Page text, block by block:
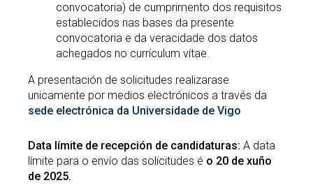
convocatoria) de cumprimento dos requisitos
establecidos nas bases da presente
convocatoria e da veracidade dos datos
achegados no currículum vítae.
A presentación de solicitudes realizarase
unicamente por medios electrónicos a través da
sede electrónica da Universidade de Vigo
Data límite de recepción de candidaturas: A data
límite para o envío das solicitudes é o 20 de xuño
de 2025.